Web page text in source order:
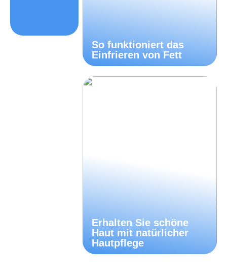
So funktioniert das
Einfrieren von Fett
Erhalten Sie schöne
Haut mit natürlicher
Hautpflege